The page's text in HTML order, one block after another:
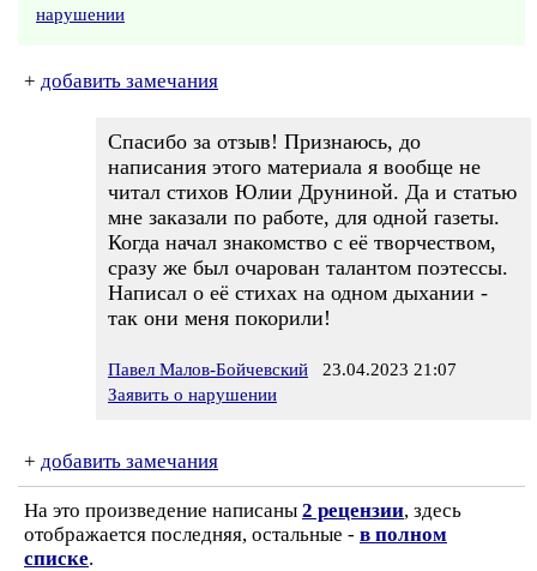
нарушении
+ добавить замечания
Спасибо за отзыв! Признаюсь, до
написания этого материала я вообще не
читал стихов Юлии Друниной. Да и статью
мне заказали по работе, для одной газеты.
Когда начал знакомство с её творчеством,
сразу же был очарован талантом поэтессы.
Написал о её стихах на одном дыхании -
так они меня покорили!
Павел Малов-Бойчевский 23.04.2023 21:07
Заявить о нарушении
+ добавить замечания
На это произведение написаны 2 рецензии, здесь
отображается последняя, остальные - в полном
списке.